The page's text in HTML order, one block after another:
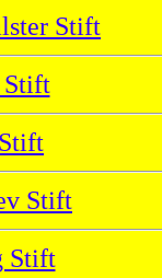
Stift
Stift
Stift
Stift